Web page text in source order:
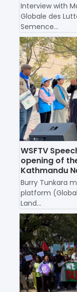
Interview with
Globale des
Semence...
WSFTV
opening of
Kathmandu
Burry Tunkara
platform
Land...